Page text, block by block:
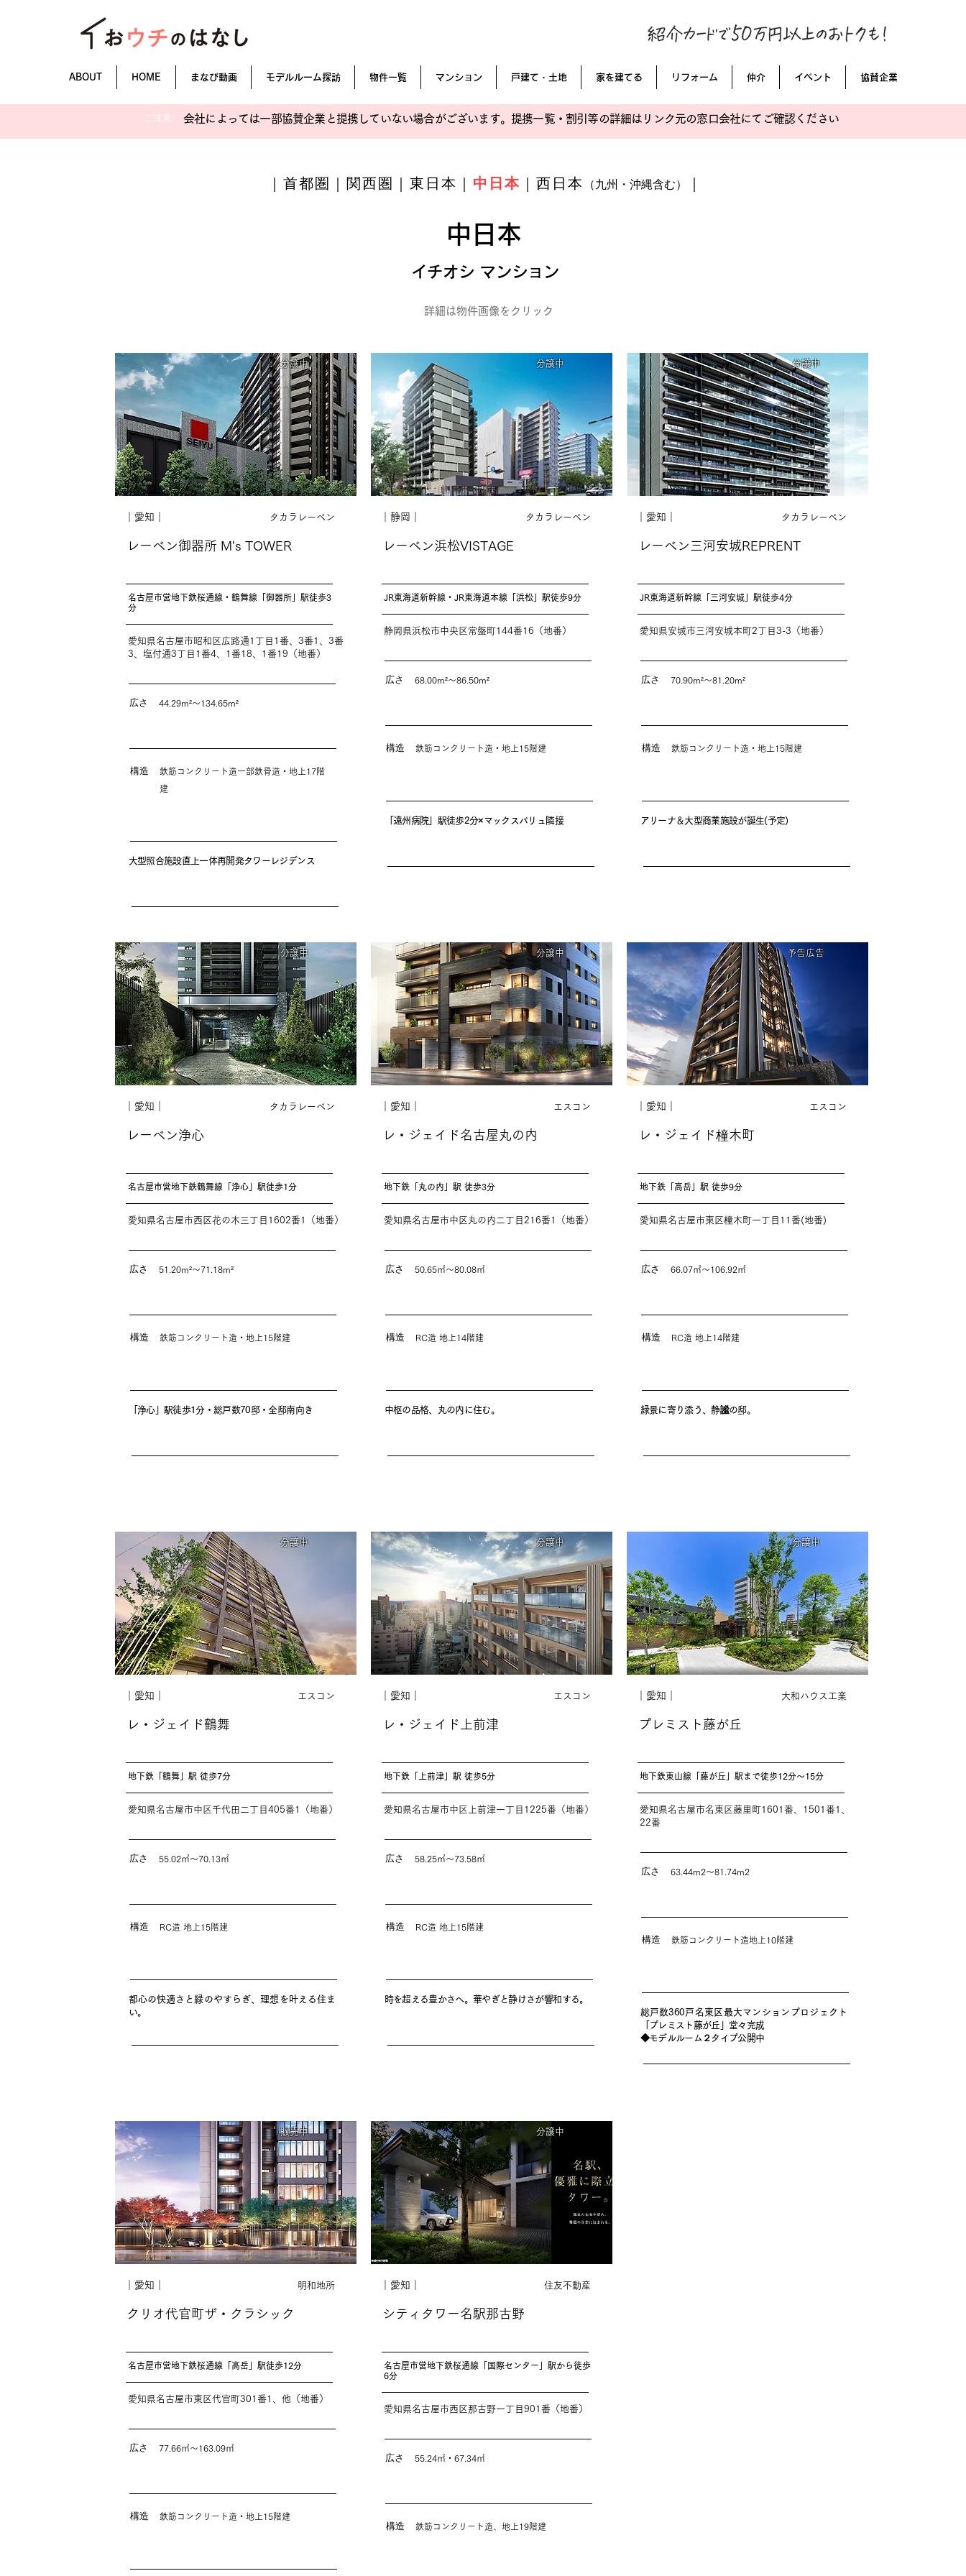
ABOUT HOME まなび動画 モデルルーム探訪 物件一覧 マンション 戸建て・土地 家を建てる リフォーム 仲介 イベント 協賛企業
ご注意 会社によっては一部協賛企業と提携していない場合がございます。提携一覧・割引等の詳細はリンク元の窓口会社にてご確認ください
首都圏 関西圏 東日本 中日本 西日本 （九州・沖縄含む）
中日本
イチオシ マンション
詳細は物件画像をクリック
｜愛知｜ タカラレーベン
名古屋市営地下鉄桜通線・鶴舞線「御器所」駅徒歩3
分
愛知県名古屋市昭和区広路通1丁目1番、3番1、3番
3、塩付通3丁目1番4、1番18、1番19（地番）
44.29m²～134.65m²
広さ
鉄筋コンクリート造一部鉄骨造・地上17階
建
構造
大型照合施設直上一体再開発タワーレジデンス
レーベン御器所 M's TOWER
分譲中
｜愛知｜ タカラレーベン
名古屋市営地下鉄鶴舞線「浄心」駅徒歩1分
愛知県名古屋市西区花の木三丁目1602番1（地番）
51.20m²～71.18m²
広さ
鉄筋コンクリート造・地上15階建
構造
「浄心」駅徒歩1分・総戸数70邸・全邸南向き
レーベン浄心
分譲中
｜愛知｜ エスコン
地下鉄「鶴舞」駅 徒歩7分
愛知県名古屋市中区千代田二丁目405番1（地番）
55.02㎡〜70.13㎡
広さ
RC造 地上15階建
構造
都心の快適さと緑のやすらぎ、理想を叶える住ま
い。
レ・ジェイド鶴舞
分譲中
｜愛知｜ 明和地所
名古屋市営地下鉄桜通線「高岳」駅徒歩12分
愛知県名古屋市東区代官町301番1、他（地番）
77.66㎡～163.09㎡
広さ
鉄筋コンクリート造・地上15階建
構造
クリオ代官町ザ・クラシック
販売中
｜静岡｜ タカラレーベン
JR東海道新幹線・JR東海道本線「浜松」駅徒歩9分
静岡県浜松市中央区常盤町144番16（地番）
68.00m²～86.50m²
広さ
鉄筋コンクリート造・地上15階建
構造
「遠州病院」駅徒歩2分×マックスバリュ隣接
レーベン浜松VISTAGE
分譲中
｜愛知｜ エスコン
地下鉄「丸の内」駅 徒歩3分
愛知県名古屋市中区丸の内二丁目216番1（地番）
50.65㎡〜80.08㎡
広さ
RC造 地上14階建
構造
中枢の品格、丸の内に住む。
レ・ジェイド名古屋丸の内
分譲中
｜愛知｜ エスコン
地下鉄「上前津」駅 徒歩5分
愛知県名古屋市中区上前津一丁目1225番（地番）
58.25㎡〜73.58㎡
広さ
RC造 地上15階建
構造
時を超える豊かさへ。華やぎと静けさが響和する。
レ・ジェイド上前津
分譲中
｜愛知｜ 住友不動産
名古屋市営地下鉄桜通線「国際センター」駅から徒歩
6分
愛知県名古屋市西区那古野一丁目901番（地番）
55.24㎡・67.34㎡
広さ
鉄筋コンクリート造、地上19階建
構造
シティタワー名駅那古野
分譲中
｜愛知｜ タカラレーベン
JR東海道新幹線「三河安城」駅徒歩4分
愛知県安城市三河安城本町2丁目3-3（地番）
70.90m²～81.20m²
広さ
鉄筋コンクリート造・地上15階建
構造
アリーナ＆大型商業施設が誕生(予定)
レーベン三河安城REPRENT
分譲中
｜愛知｜ エスコン
地下鉄「高岳」駅 徒歩9分
愛知県名古屋市東区橦木町一丁目11番(地番)
66.07㎡〜106.92㎡
広さ
RC造 地上14階建
構造
緑景に寄り添う、静謐の邸。
レ・ジェイド橦木町
予告広告
｜愛知｜ 大和ハウス工業
地下鉄東山線「藤が丘」駅まで徒歩12分～15分
愛知県名古屋市名東区藤里町1601番、1501番1、
22番
63.44m2～81.74m2
広さ
鉄筋コンクリート造地上10階建
構造
総戸数360戸名東区最大マンションプロジェクト
「プレミスト藤が丘」堂々完成
◆モデルルーム２タイプ公開中
プレミスト藤が丘
分譲中